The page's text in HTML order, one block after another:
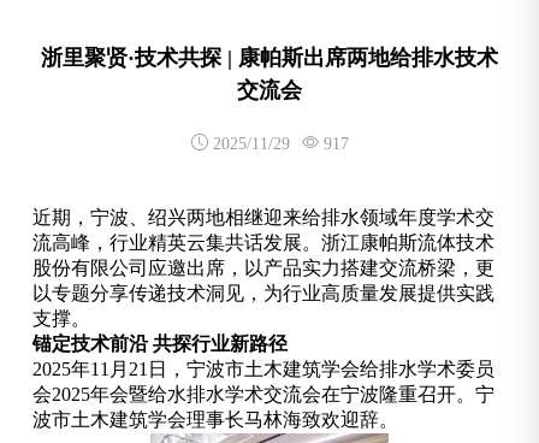
浙里聚贤·技术共探 | 康帕斯出席两地给排水技术
交流会
2025/11/29 917
近期，宁波、绍兴两地相继迎来给排水领域年度学术交
流高峰，行业精英云集共话发展。浙江康帕斯流体技术
股份有限公司应邀出席，以产品实力搭建交流桥梁，更
以专题分享传递技术洞见，为行业高质量发展提供实践
支撑。
锚定技术前沿 共探行业新路径
2025年11月21日，宁波市土木建筑学会给排水学术委员
会2025年会暨给水排水学术交流会在宁波隆重召开。宁
波市土木建筑学会理事长马林海致欢迎辞。